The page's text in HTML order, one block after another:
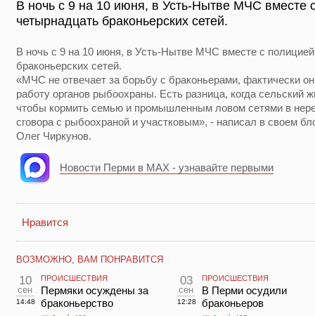
В ночь с 9 на 10 июня, в Усть-Нытве МЧС вместе
четырнадцать браконьерских сетей.
В ночь с 9 на 10 июня, в Усть-Нытве МЧС вместе с
браконьерских сетей.
«МЧС не отвечает за борьбу с браконьерами, фактически
работу органов рыбоохраны. Есть разница, когда сельский
чтобы кормить семью и промышленным ловом сетями в
сговора с рыбоохраной и участковым», - написал в своем
Олег Чиркунов.
Новости Перми в MAX - узнавайте первыми
Нравится
ВОЗМОЖНО, ВАМ ПОНРАВИТСЯ
10
сен
14:48
ПРОИСШЕСТВИЯ
Пермяки осуждены за
браконьерство
03
сен
12:28
ПРОИСШЕСТВИЯ
В Перми осудили
браконьеров